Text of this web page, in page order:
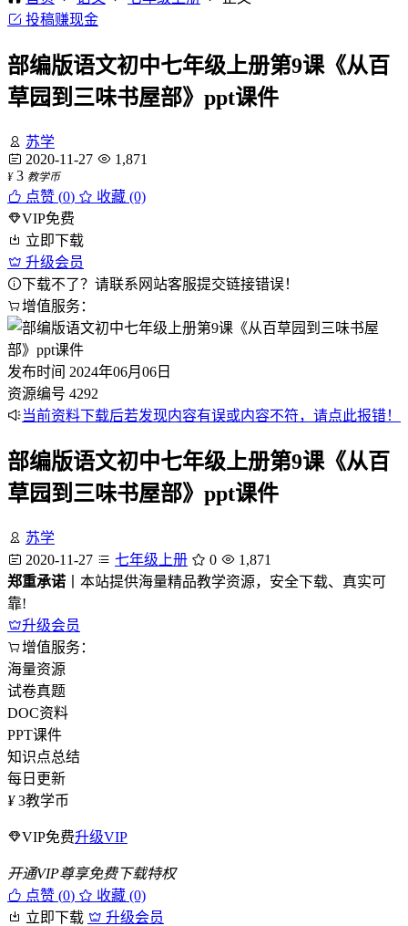
投稿赚现金
部编版语文初中七年级上册第9课《从百
草园到三味书屋部》ppt课件
苏学
2020-11-27
1,871
¥ 3 教学币
点赞 (0)
收藏 (0)
VIP免费
立即下载
升级会员
下载不了？请联系网站客服提交链接错误！
增值服务：
发布时间 2024年06月06日
资源编号 4292
当前资料下载后若发现内容有误或内容不符，请点此报错！
部编版语文初中七年级上册第9课《从百
草园到三味书屋部》ppt课件
苏学
2020-11-27
七年级上册 0
1,871
郑重承诺 丨本站提供海量精品教学资源，安全下载、真实可
靠!
升级会员
增值服务：
海量资源
试卷真题
DOC资料
PPT课件
知识点总结
每日更新
¥ 3教学币
VIP免费升级VIP
开通VIP尊享免费下载特权
点赞 (0)
收藏 (0)
立即下载
升级会员